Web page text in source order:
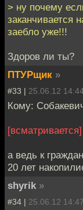
> ну почему
заканчивается
заебло уже!!!
Здоров ли ты?
ПТУРщик »
#33 | 25.06.12
Кому:
[всматривается]
а ведь к
20 лет
shyrik »
#34 | 25.06.12 14:47